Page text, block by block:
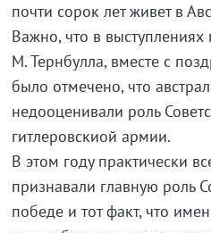
почти сорок лет живет в
Важно, что в выступлениях
М. Тернбулла, вместе с
было отмечено, что
недооценивали роль
гитлеровскиой армии.
В этом году практически
признавали главную роль
победе и тот факт, что